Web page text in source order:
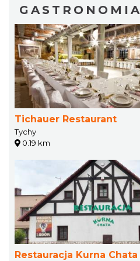
Tichauer Restaurant
Tychy
0.19 km
Restauracja Kurna Chata